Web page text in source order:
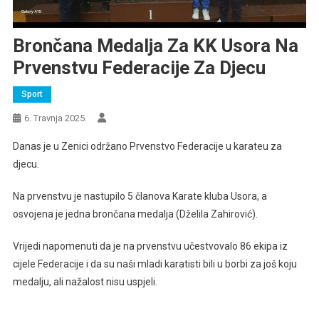
Brončana Medalja Za KK Usora Na
Prvenstvu Federacije Za Djecu
Sport
6. Travnja 2025.
Danas je u Zenici održano Prvenstvo Federacije u karateu za
djecu.
Na prvenstvu je nastupilo 5 članova Karate kluba Usora, a
osvojena je jedna brončana medalja (Dželila Zahirović).
Vrijedi napomenuti da je na prvenstvu učestvovalo 86 ekipa iz
cijele Federacije i da su naši mladi karatisti bili u borbi za još koju
medalju, ali nažalost nisu uspjeli.